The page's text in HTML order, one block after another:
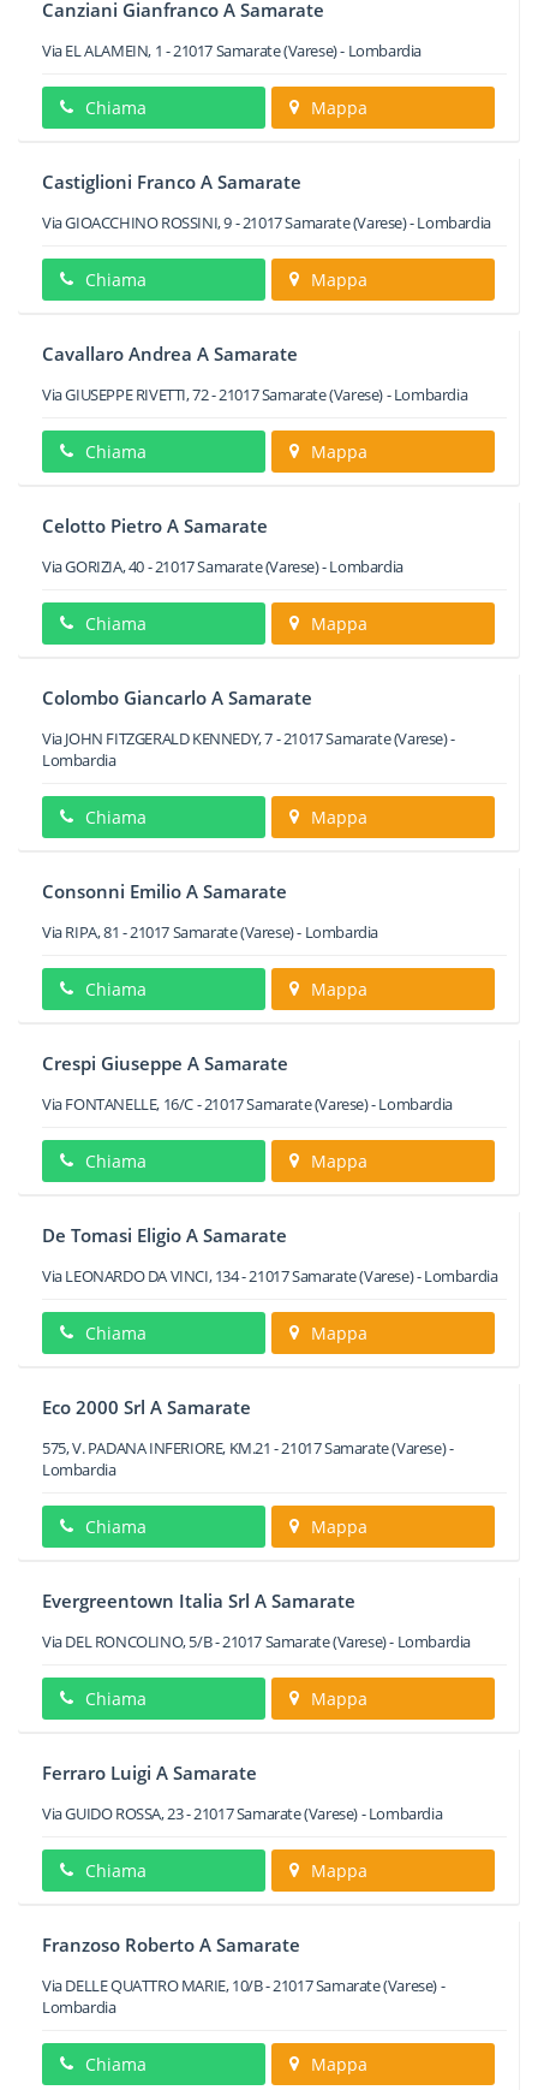
Canziani Gianfranco A Samarate
Via EL ALAMEIN, 1 -21017Samarate(Varese) - Lombardia
Chiama Mappa
Castiglioni Franco A Samarate
Via GIOACCHINO ROSSINI, 9-21017Samarate(Varese) -Lombardia
Chiama Mappa
Cavallaro Andrea A Samarate
Via GIUSEPPE RIVETTI, 72-21017Samarate(Varese) -Lombardia
Chiama Mappa
Celotto Pietro A Samarate
Via GORIZIA, 40-21017Samarate(Varese) -Lombardia
Chiama Mappa
Colombo Giancarlo A Samarate
Via JOHN FITZGERALD KENNEDY, 7-21017Samarate(Varese) -
Lombardia
Chiama Mappa
Consonni Emilio A Samarate
Via RIPA, 81 -21017Samarate(Varese) - Lombardia
Chiama Mappa
Crespi Giuseppe A Samarate
Via FONTANELLE, 16/C-21017Samarate(Varese) -Lombardia
Chiama Mappa
De Tomasi Eligio A Samarate
Via LEONARDO DA VINCI, 134-21017Samarate(Varese) -Lombardia
Chiama Mappa
Eco 2000 Srl A Samarate
575, V. PADANA INFERIORE, KM.21 -21017Samarate(Varese) -
Lombardia
Chiama Mappa
Evergreentown Italia Srl A Samarate
Via DEL RONCOLINO, 5/B-21017Samarate(Varese) - Lombardia
Chiama Mappa
Ferraro Luigi A Samarate
Via GUIDO ROSSA, 23-21017Samarate(Varese) -Lombardia
Chiama Mappa
Franzoso Roberto A Samarate
Via DELLE QUATTRO MARIE, 10/B-21017Samarate(Varese) -
Lombardia
Chiama Mappa